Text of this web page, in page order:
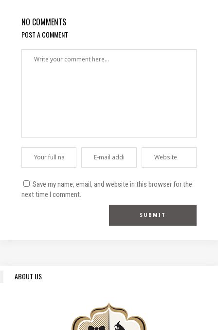
NO COMMENTS
POST A COMMENT
Save my name, email, and website in this browser for the
next time I comment.
ABOUT US